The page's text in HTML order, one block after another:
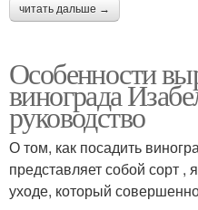
читать дальше →
Особенности
винограда
руководство
О том, как посадить
представляет собой сорт ,
уходе, который